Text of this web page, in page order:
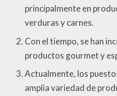
principalmente en
verduras y carnes.
Con el tiempo, se han
productos gourmet y
Actualmente, los
amplia variedad de